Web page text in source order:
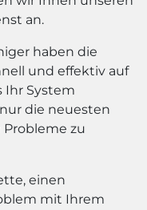
an.
haben die
und effektiv auf
Ihr System
die neuesten
zu
einen
mit Ihrem